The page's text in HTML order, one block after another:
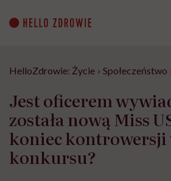
content
HelloZdrowie: Życie › Społeczeństwo
Jest oficerem
została nową Miss
koniec kontrowersji
konkursu?